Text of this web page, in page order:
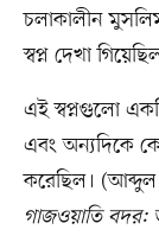
চলাকালীন
স্বপ্ন দেখা
এই স্বপ্নগুলো
এবং অন্যদিকে
করেছিল।
গাজওয়াতি